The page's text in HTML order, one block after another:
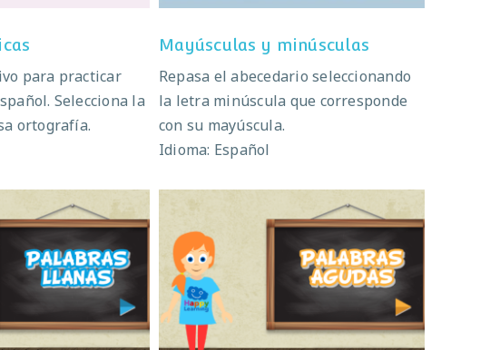
para practicar
Selecciona la
ortografía.
Mayúsculas y minúsculas
Repasa el abecedario seleccionando
la letra minúscula que corresponde
con su mayúscula.
Idioma: Español
llanas Palabras agudas